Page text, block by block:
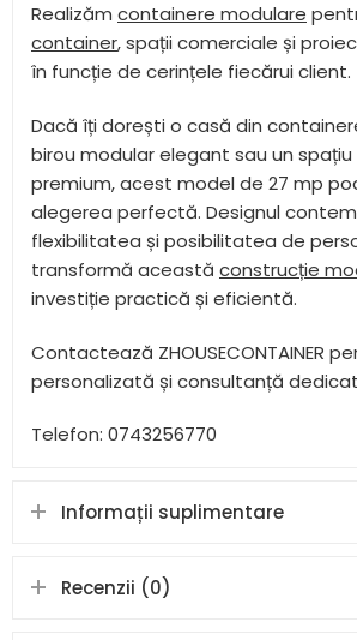
Realizăm containere modulare
container, spații comerciale și
în funcție de cerințele fiecărui client.
Dacă îți dorești o casă din
birou modular elegant sau un
premium, acest model de 27 mp
alegerea perfectă. Designul
flexibilitatea și posibilitatea de
transformă această construcție
investiție practică și eficientă.
Contactează ZHOUSECONTAINER
personalizată și consultanță
Telefon: 0743256770
Informații suplimentare
Recenzii (0)